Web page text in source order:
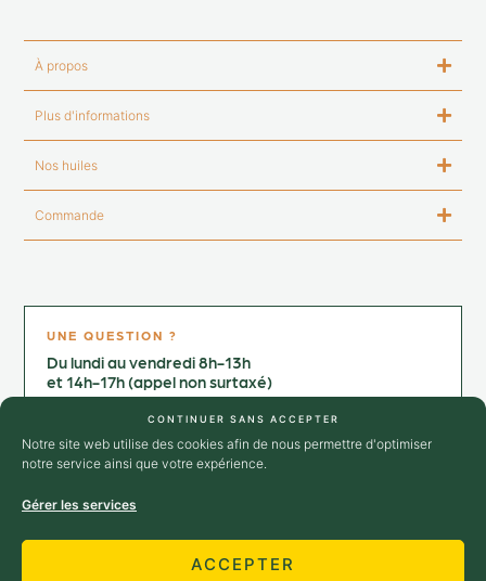
Notre site web utilise des cookies afin de nous permettre d'optimiser
notre service ainsi que votre expérience.
Gérer les services
ACCEPTER
CONTINUER SANS ACCEPTER
À propos
Plus d'informations
Nos huiles
Commande
UNE QUESTION ?
Du lundi au vendredi 8h-13h
et 14h-17h (appel non surtaxé)
+33 4 75 25 02 64
→ Nous contacter